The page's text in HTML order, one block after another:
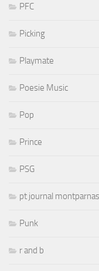
PFC
Picking
Playmate
Poesie Music
Pop
Prince
PSG
pt journal
Punk
r and b